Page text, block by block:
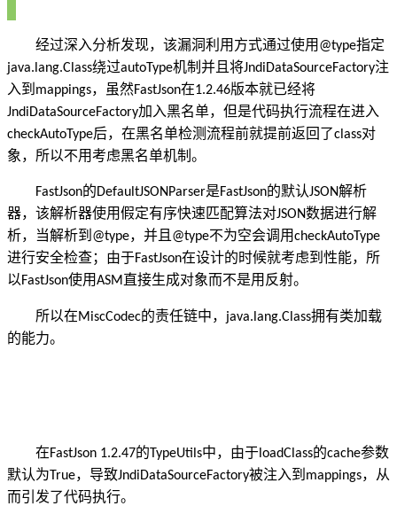
经过深入分析发现，该漏洞利用方式通过使用 @type指定
java.lang.Class绕过autoType机制并且将JndiDataSourceFactory注
入到 mappings，虽然FastJson在1.2.46版本就已经将
JndiDataSourceFactory加入黑名单，但是代码执行流程在进入
checkAutoType后，在黑名单检测流程前就提前返回了class对
象，所以不用考虑黑名单机制。
FastJson的DefaultJSONParser是FastJson的默认JSON解析
器，该解析器使用假定有序快速匹配算法对JSON数据进行解
析，当解析到 @type，并且 @type不为空会调用checkAutoType
进行安全检查；由于FastJson在设计的时候就考虑到性能，所
以FastJson使用ASM直接生成对象而不是用反射。
所以在MiscCodec的责任链中， java.lang.Class拥有类加载
的能力。
在FastJson 1.2.47的TypeUtils中，由于 loadClass的cache参数
默认为True，导致JndiDataSourceFactory被注入到 mappings，从
而引发了代码执行。